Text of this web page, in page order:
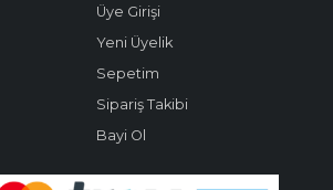
Üye Girişi
Yeni Üyelik
Sepetim
Sipariş Takibi
Bayi Ol